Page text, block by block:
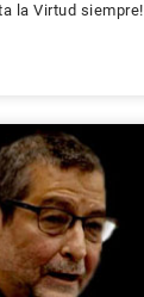
la Virtud siempre!